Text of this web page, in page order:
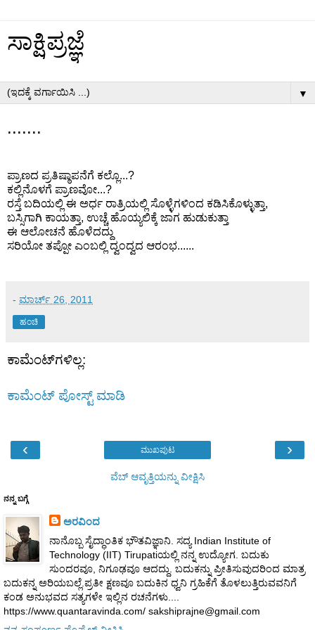
ಸಾಕ್ಷಿಪ್ರಜ್ಞೆ
▼
.......
ಪ್ರಾಣದ ಪ್ರತಿಷ್ಠಾಪನೆಗೆ ಕಲ್ಲೊ...?
ಕಲ್ಲಿನೊಳಗೆ ಪ್ರಾಣವೋ...?
ರಸ್ತೆ ಬದಿಯಲ್ಲಿ ಈ ಅರ್ಧ ರಾತ್ರಿಯಲ್ಲಿ ಸೊಳ್ಳೆಗಳಿಂದ ಕಡಿಸಿಕೊಳ್ಳುತ್ತಾ,
ಬಸ್ಸಿಗಾಗಿ ಕಾಯತ್ತಾ, ಉಚ್ಚೆ ಹೊಯ್ಯಲಿಕ್ಕೆ ಜಾಗ ಹುಡುಕುತ್ತಾ
ಈ ಆಲೋಚನೆ ಹೊಳೆದದ್ದು
ಸರಿಯೋ ತಪ್ಪೋ ಎಂಬಲ್ಲಿ ದ್ವಂದ್ವದ ಆರಂಭ......
- ಮಾರ್ಚ್ 26, 2011
ಹಂಚಿ
ಕಾಮೆಂಟ್‌ಗಳಿಲ್ಲ:
ಕಾಮೆಂಟ್‌‌ ಪೋಸ್ಟ್‌ ಮಾಡಿ
‹ ›
ಮುಖಪುಟ
ವೆಬ್‌ ಆವೃತ್ತಿಯನ್ನು ವೀಕ್ಷಿಸಿ
ನನ್ನ ಬಗ್ಗೆ
ಅರವಿಂದ
ನಾನೊಬ್ಬ ಸೈದ್ಧಾಂತಿಕ ಭೌತವಿಜ್ಞಾನಿ. ಸದ್ಯ Indian Institute of
Technology (IIT) Tirupatiಯಲ್ಲಿ ನನ್ನ ಉದ್ಯೋಗ. ಬದುಕು
ಸುಂದರವೂ, ನಿಗೂಢವೂ ಆದದ್ದು. ಬದುಕನ್ನು ಪ್ರೀತಿಸುವುದರಿಂದ ಮಾತ್ರ
ಬದುಕನ್ನ ಅರಿಯಬಲ್ಲೆ.ಪ್ರತೀ ಕ್ಷಣವೂ ಬದುಕಿನ ಧ್ವನಿ ಗ್ರಹಿಕೆಗೆ ತೊಳಲುತ್ತಿರುವವನಿಗೆ
ಕಂಡ ಅನುಭವದ ಸತ್ಯಗಳೇ ಇಲ್ಲಿನ ರಚನೆಗಳು....
https://www.quantaravinda.com/ sakshiprajne@gmail.com